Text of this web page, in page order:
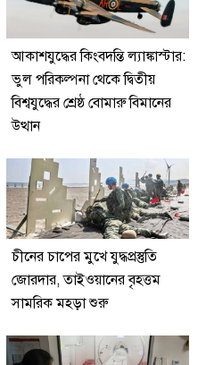
আকাশযুদ্ধের কিংবদন্তি ল্যাঙ্কাস্টার:
ভুল পরিকল্পনা থেকে দ্বিতীয়
বিশ্বযুদ্ধের শ্রেষ্ঠ বোমারু বিমানের
উত্থান
চীনের চাপের মুখে যুদ্ধপ্রস্তুতি
জোরদার, তাইওয়ানের বৃহত্তম
সামরিক মহড়া শুরু